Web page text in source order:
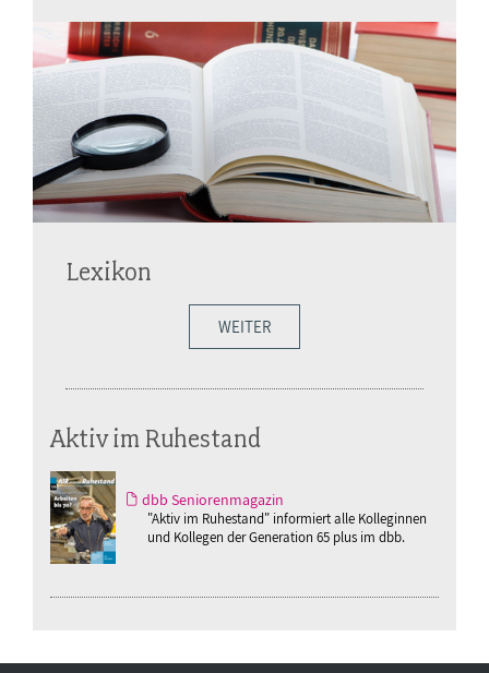
Lexikon
WEITER
Aktiv im Ruhestand
dbb Seniorenmagazin
"Aktiv im Ruhestand" informiert alle Kolleginnen
und Kollegen der Generation 65 plus im dbb.